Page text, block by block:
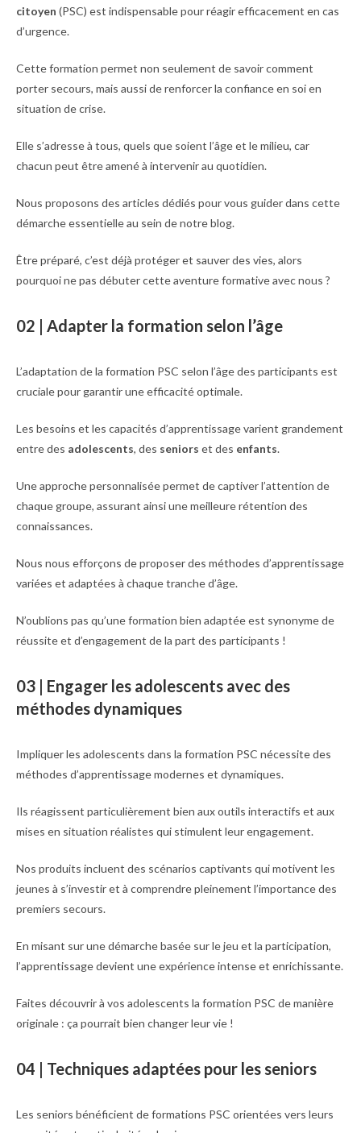
citoyen (PSC) est indispensable pour réagir efficacement en cas
d’urgence.
Cette formation permet non seulement de savoir comment
porter secours, mais aussi de renforcer la confiance en soi en
situation de crise.
Elle s’adresse à tous, quels que soient l’âge et le milieu, car
chacun peut être amené à intervenir au quotidien.
Nous proposons des articles dédiés pour vous guider dans cette
démarche essentielle au sein de notre blog.
Être préparé, c’est déjà protéger et sauver des vies, alors
pourquoi ne pas débuter cette aventure formative avec nous ?
02 | Adapter la formation selon l’âge
L’adaptation de la formation PSC selon l’âge des participants est
cruciale pour garantir une efficacité optimale.
Les besoins et les capacités d’apprentissage varient grandement
entre des adolescents, des seniors et des enfants.
Une approche personnalisée permet de captiver l’attention de
chaque groupe, assurant ainsi une meilleure rétention des
connaissances.
Nous nous efforçons de proposer des méthodes d’apprentissage
variées et adaptées à chaque tranche d’âge.
N’oublions pas qu’une formation bien adaptée est synonyme de
réussite et d’engagement de la part des participants !
03 | Engager les adolescents avec des
méthodes dynamiques
Impliquer les adolescents dans la formation PSC nécessite des
méthodes d’apprentissage modernes et dynamiques.
Ils réagissent particulièrement bien aux outils interactifs et aux
mises en situation réalistes qui stimulent leur engagement.
Nos produits incluent des scénarios captivants qui motivent les
jeunes à s’investir et à comprendre pleinement l’importance des
premiers secours.
En misant sur une démarche basée sur le jeu et la participation,
l’apprentissage devient une expérience intense et enrichissante.
Faites découvrir à vos adolescents la formation PSC de manière
originale : ça pourrait bien changer leur vie !
04 | Techniques adaptées pour les seniors
Les seniors bénéficient de formations PSC orientées vers leurs